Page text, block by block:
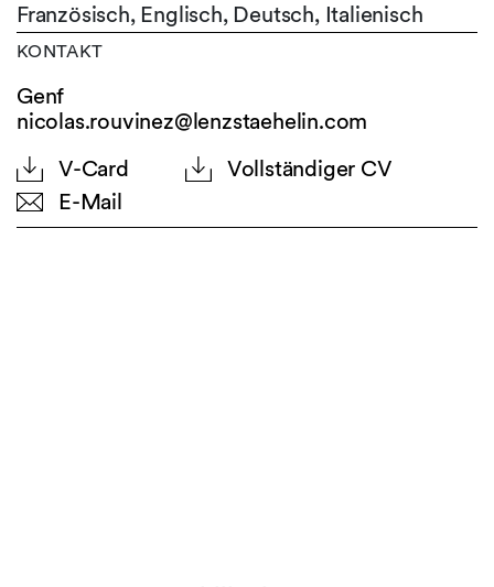
Französisch, Englisch, Deutsch, Italienisch
KONTAKT
Genf
nicolas.rouvinez@lenzstaehelin.com
V-Card
Vollständiger CV
E-Mail